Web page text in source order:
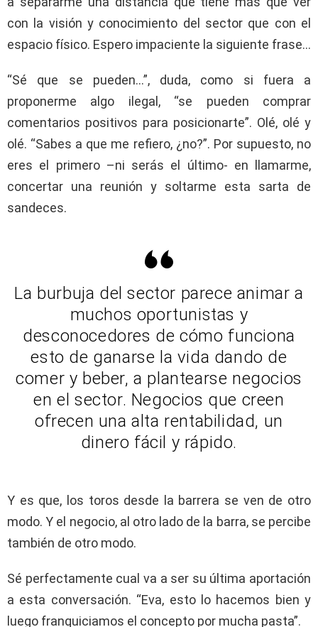
con la visión y conocimiento del sector que con el
espacio físico. Espero impaciente la siguiente frase…
“Sé que se pueden…”, duda, como si fuera a
proponerme algo ilegal, “se pueden comprar
comentarios positivos para posicionarte”. Olé, olé y
olé. “Sabes a que me refiero, ¿no?”. Por supuesto, no
eres el primero –ni serás el último- en llamarme,
concertar una reunión y soltarme esta sarta de
sandeces.
La burbuja del sector parece animar a
muchos oportunistas y
desconocedores de cómo funciona
esto de ganarse la vida dando de
comer y beber, a plantearse negocios
en el sector. Negocios que creen
ofrecen una alta rentabilidad, un
dinero fácil y rápido.
Y es que, los toros desde la barrera se ven de otro
modo. Y el negocio, al otro lado de la barra, se percibe
también de otro modo.
Sé perfectamente cual va a ser su última aportación
a esta conversación. “Eva, esto lo hacemos bien y
luego franquiciamos el concepto por mucha pasta”.